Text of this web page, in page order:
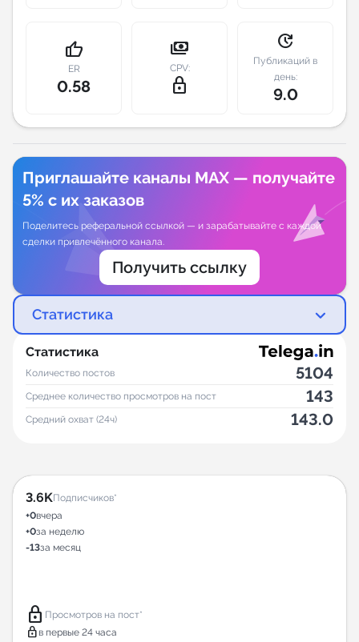
thumb_up
ER
0.58
payments
CPV:
lock_outline
update
Публикаций в
день:
9.0
Приглашайте каналы MAX — получайте
5% с их заказов
Поделитесь реферальной ссылкой — и зарабатывайте с каждой
сделки привлечённого канала.
Получить ссылку
Статистика
Статистика
Количество постов 5104
Среднее количество просмотров на пост 143
Средний охват (24ч) 143.0
3.6KПодписчиков*
+0вчера
+0за неделю
-13за месяц
lock Просмотров на пост*
lock в первые 24 часа